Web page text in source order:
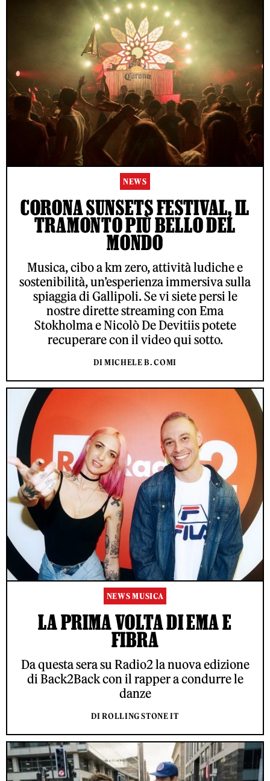
NEWS
CORONA SUNSETS FESTIVAL, IL
TRAMONTO PIÙ BELLO DEL
MONDO
Musica, cibo a km zero, attività ludiche e
sostenibilità, un’esperienza immersiva sulla
spiaggia di Gallipoli. Se vi siete persi le
nostre dirette streaming con Ema
Stokholma e Nicolò De Devitiis potete
recuperare con il video qui sotto.
DI MICHELE B. COMI
NEWS MUSICA
LA PRIMA VOLTA DI EMA E
FIBRA
Da questa sera su Radio2 la nuova edizione
di Back2Back con il rapper a condurre le
danze
DI ROLLING STONE IT